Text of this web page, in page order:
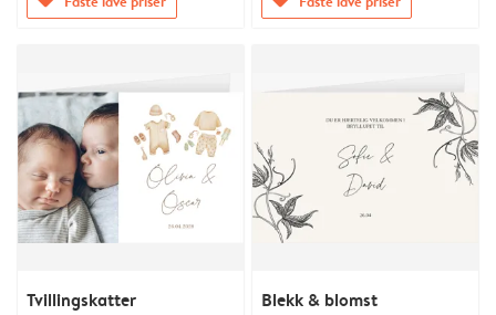
Tvillingskatter Blekk & blomst